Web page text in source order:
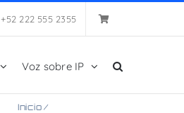
+52 222 555 2355
Voz sobre IP
Inicio /